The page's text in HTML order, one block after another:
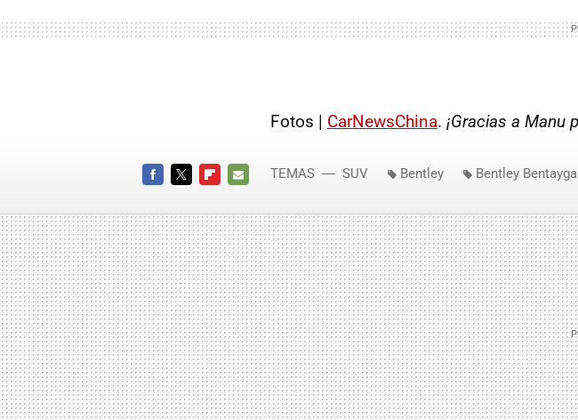
Fotos | CarNewsChina. ¡Gracias a Manu
MAIL
TEMAS SUV Bentley Bentley Bentayga